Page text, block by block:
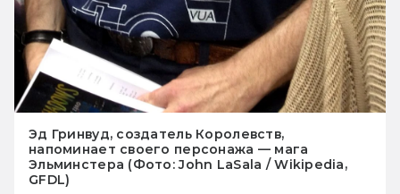
Эд Гринвуд, создатель Королевств,
напоминает своего персонажа — мага
Эльминстера (Фото: John LaSala / Wikipedia,
GFDL)